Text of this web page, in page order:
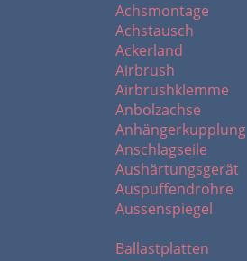
Achsmontage
Achstausch
Ackerland
Airbrush
Airbrushklemme
Anbolzachse
Anhängerkupplung
Anschlagseile
Aushärtungsgerät
Auspuffendrohre
Aussenspiegel
Ballastplatten